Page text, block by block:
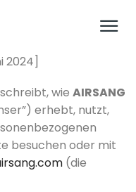
2024]
wie AIRSANG
erhebt, nutzt,
besuchen oder mit
(die